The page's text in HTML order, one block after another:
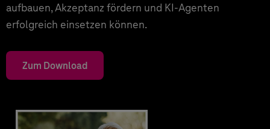
aufbauen, Akzeptanz fördern und KI-Agenten
erfolgreich einsetzen können.
Zum Download